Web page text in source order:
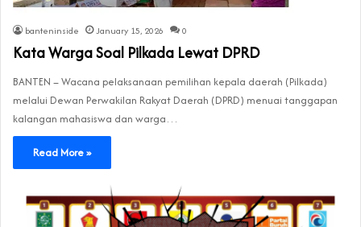
banteninside January 15, 2026 0
Kata Warga Soal Pilkada Lewat DPRD
BANTEN – Wacana pelaksanaan pemilihan kepala daerah (Pilkada)
melalui Dewan Perwakilan Rakyat Daerah (DPRD) menuai tanggapan
kalangan mahasiswa dan warga…
Read More »